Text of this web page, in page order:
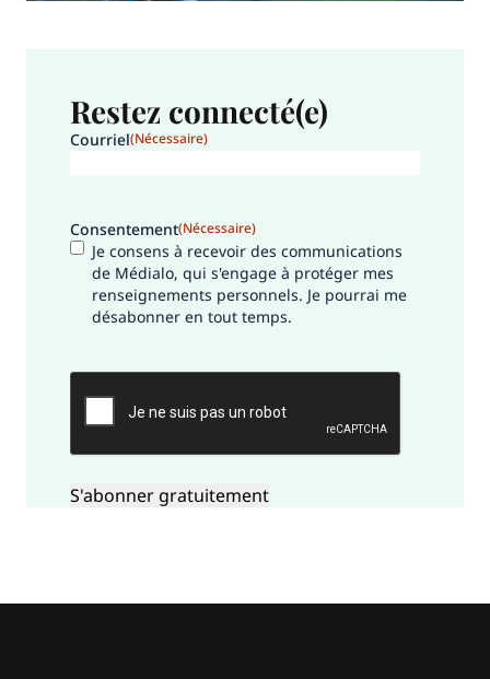
Restez connecté(e)
Courriel(Nécessaire)
Consentement(Nécessaire)
Je consens à recevoir des communications
de Médialo, qui s'engage à protéger mes
renseignements personnels. Je pourrai me
désabonner en tout temps.